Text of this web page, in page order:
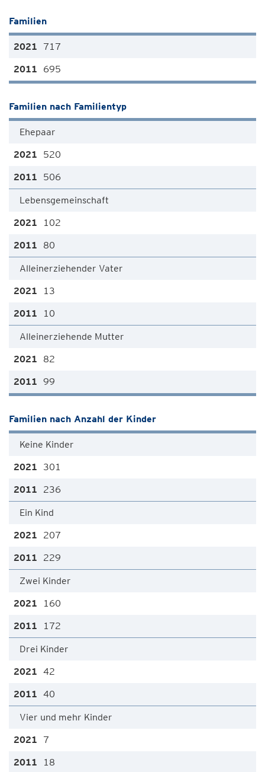
Familien
717
695
Familien nach Familientyp
Ehepaar
520
506
Lebensgemeinschaft
102
80
Alleinerziehender Vater
13
10
Alleinerziehende Mutter
82
99
Familien nach Anzahl der Kinder
Keine Kinder
301
236
Ein Kind
207
229
Zwei Kinder
160
172
Drei Kinder
42
40
Vier und mehr Kinder
7
18